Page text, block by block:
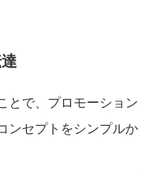
とで、プロモーション
ンセプトをシンプルか